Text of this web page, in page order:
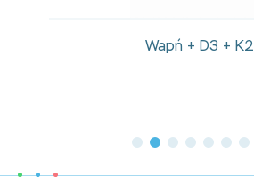
Wapń + D3 + K2